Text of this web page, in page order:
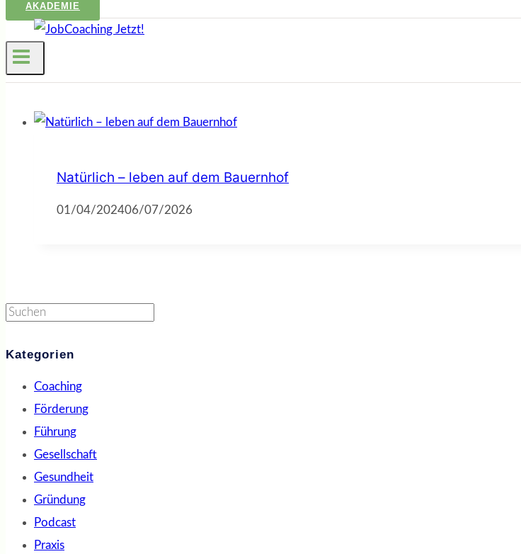
AKADEMIE
Natürlich – leben auf dem Bauernhof
01/04/202406/07/2026
Suchen
Kategorien
Coaching
Förderung
Führung
Gesellschaft
Gesundheit
Gründung
Podcast
Praxis